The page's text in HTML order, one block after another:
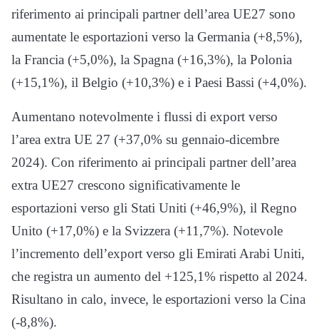
riferimento ai principali partner dell’area UE27 sono
aumentate le esportazioni verso la Germania (+8,5%),
la Francia (+5,0%), la Spagna (+16,3%), la Polonia
(+15,1%), il Belgio (+10,3%) e i Paesi Bassi (+4,0%).
Aumentano notevolmente i flussi di export verso
l’area extra UE 27 (+37,0% su gennaio-dicembre
2024). Con riferimento ai principali partner dell’area
extra UE27 crescono significativamente le
esportazioni verso gli Stati Uniti (+46,9%), il Regno
Unito (+17,0%) e la Svizzera (+11,7%). Notevole
l’incremento dell’export verso gli Emirati Arabi Uniti,
che registra un aumento del +125,1% rispetto al 2024.
Risultano in calo, invece, le esportazioni verso la Cina
(-8,8%).